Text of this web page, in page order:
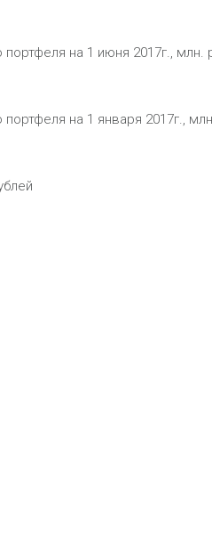
на 1 июня 2017г., млн.
на 1 января 2017г.,